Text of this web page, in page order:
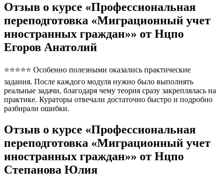
Отзыв о курсе «Профессиональная
переподготовка «Миграционный учет
иностранных граждан»» от Нцпо
Егоров Анатолий
⭐⭐⭐⭐⭐ Особенно полезными оказались практические
задания. После каждого модуля нужно было выполнять
реальные задачи, благодаря чему теория сразу закреплялась на
практике. Кураторы отвечали достаточно быстро и подробно
разбирали ошибки.
Отзыв о курсе «Профессиональная
переподготовка «Миграционный учет
иностранных граждан»» от Нцпо
Степанова Юлия